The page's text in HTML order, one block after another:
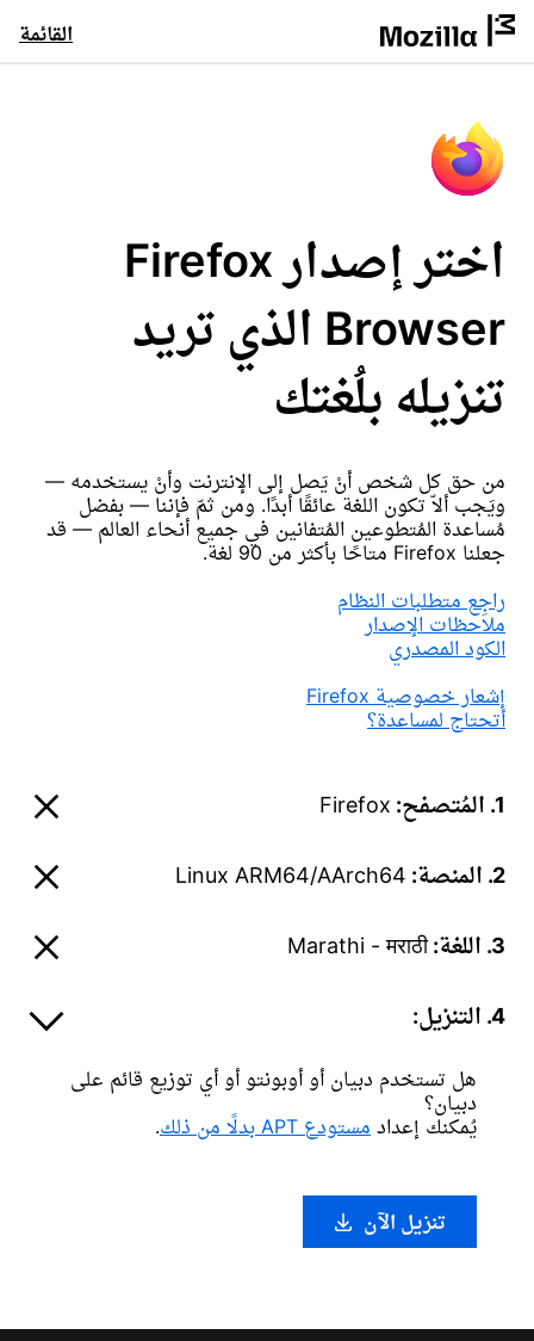
القائمة
اختر إصدار Firefox
Browser الذي تريد
تنزيله بلُغتك
من حق كل شخص أنْ يَصل إلى الإنترنت وأنْ يستخدمه —
ويَجب ألاّ تكون اللغة عائقًا أبدًا. ومن ثمّ فإننا — بفضل
مُساعدة المُتطوعين المُتفانين في جميع أنحاء العالم — قد
جعلنا Firefox متاحًا بأكثر من 90 لغة.
راجِع متطلبات النظام
ملاحظات الإصدار
الكود المصدري
إشعار خصوصية Firefox
أتحتاج لمساعدة؟
1. المُتصفح: Firefox
2. المنصة: Linux ARM64/AArch64
3. اللغة: Marathi - मराठी
4. التنزيل:
هل تستخدم دبيان أو أوبونتو أو أي توزيع قائم على
دبيان؟
يُمكنك إعداد مستودع APT بدلًا من ذلك .
تنزيل الآن